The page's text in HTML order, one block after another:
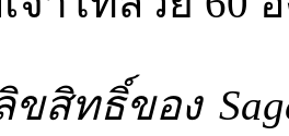
สิทธิ์ของ